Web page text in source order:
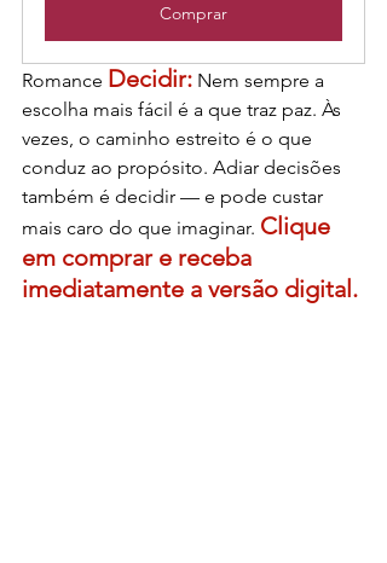
Comprar
Romance Decidir: Nem sempre a
escolha mais fácil é a que traz paz. Às
vezes, o caminho estreito é o que
conduz ao propósito. Adiar decisões
também é decidir — e pode custar
mais caro do que imaginar. Clique
em comprar e receba
imediatamente a versão digital.